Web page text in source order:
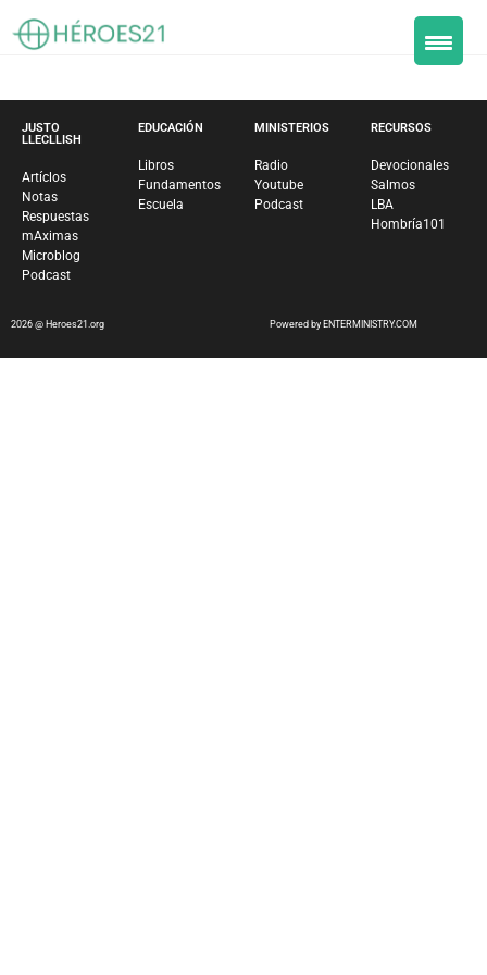
JUSTO
LLECLLISH
Artíclos
Notas
Respuestas
mAximas
Microblog
Podcast
EDUCACIÓN
Libros
Fundamentos
Escuela
MINISTERIOS
Radio
Youtube
Podcast
RECURSOS
Devocionales
Salmos
LBA
Hombría101
2026 @ Heroes21.org Powered by ENTERMINISTRY.COM